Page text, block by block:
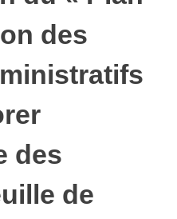
des
des
de